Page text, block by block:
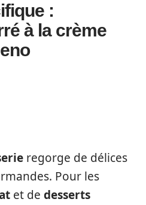
:
à la crème
regorge de délices
Pour les
et de desserts